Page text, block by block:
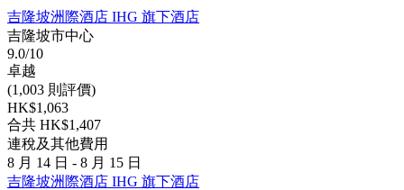
吉隆坡洲際酒店 IHG 旗下酒店
吉隆坡市中心
9.0/10
卓越
(1,003 則評價)
HK$1,063
合共 HK$1,407
連稅及其他費用
8 月 14 日 - 8 月 15 日
吉隆坡洲際酒店 IHG 旗下酒店